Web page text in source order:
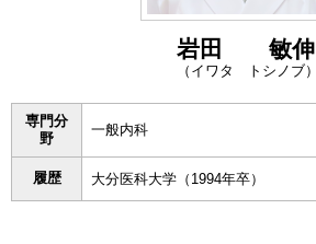
岩田 敏伸
（イワタ トシノブ）
専門分
野
一般内科
履歴 大分医科大学（1994年卒）